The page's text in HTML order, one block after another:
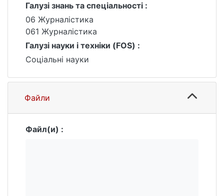
Галузі знань та спеціальності :
06 Журналістика
061 Журналістика
Галузі науки і техніки (FOS) :
Соціальні науки
Файли
Файл(и) :